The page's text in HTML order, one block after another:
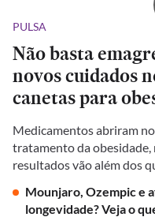
PULSA
Não basta
novos cuidados
canetas para
Medicamentos abriram
tratamento da obesidade,
resultados vão além dos
Mounjaro, Ozempic e
longevidade? Veja o